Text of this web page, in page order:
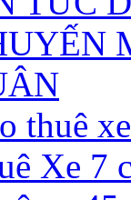
thuê
Xe 7